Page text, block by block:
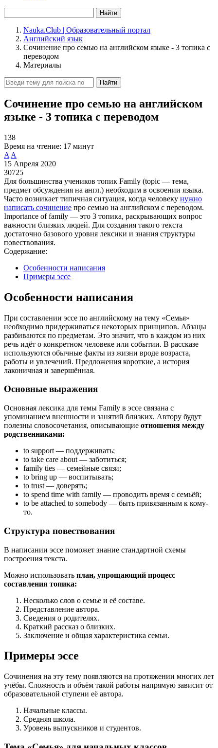
Найти
Nauka.Club | Образовательный портал
Английский язык
Сочинение про семью на английском языке - 3 топика с
переводом
Материалы
Найти
Сочинение про семью на английском
языке - 3 топика с переводом
138
Время на чтение: 17 минут
A A
15 Апреля 2020
30725
Для большинства учеников топик Family (topic — тема,
предмет обсуждения на англ.) необходим в освоении языка.
Часто возникает типичная ситуация, когда человеку нужно
написать сочинение про семью на английском с переводом.
Importance of family — это 3 топика, раскрывающих вопрос
важности близких людей. Для создания такого текста
достаточно базового уровня лексики и знания структуры
повествования.
Содержание:
Особенности написания
Примеры эссе
Особенности написания
При составлении эссе по английскому на тему «Семья»
необходимо придерживаться некоторых принципов. Абзацы
разбиваются по предметам. Это значит, что в каждом из них
речь идёт о конкретном человеке или событии. В рассказе
используются обычные факты из жизни вроде возраста,
работы и увлечений. Предложения короткие, а история
лаконичная и завершённая.
Основные выражения
Основная лексика для темы Family в эссе связана с
упоминанием внешности и занятий близких. Автору будут
полезны словосочетания, описывающие отношения между
родственниками:
to support — поддерживать;
to take care about — заботиться;
family ties — семейные связи;
to bring up — воспитывать;
to trust — доверять;
to spend time with family — проводить время c семьёй;
to be attached to somebody — быть привязанным к кому-
то.
Структура повествования
В написании эссе поможет знание стандартной схемы
построения текста.
Можно использовать план, упрощающий процесс
составления топика:
Несколько слов о семье и её составе.
Представление автора.
Сведения о родителях.
Краткий рассказ о близких.
Заключение и общая характеристика семьи.
Примеры эссе
Сочинения на эту тему появляются на протяжении многих лет
учёбы. Сложность и объём такой работы напрямую зависит от
образовательной ступени её автора.
Начальные классы.
Средняя школа.
Уровень выпускников и студентов.